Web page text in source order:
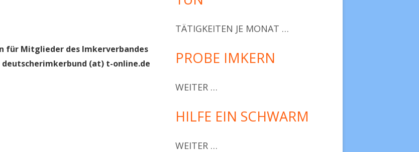
für Mitglieder des Imkerverbandes
(at) t-online.de
TÄTIGKEITEN JE MONAT …
PROBE IMKERN
WEITER …
HILFE EIN SCHWARM
WEITER …